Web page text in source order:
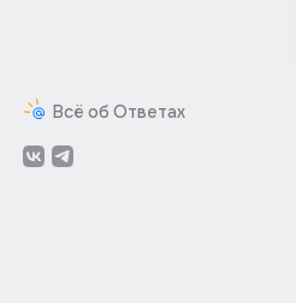
Всё об Ответах